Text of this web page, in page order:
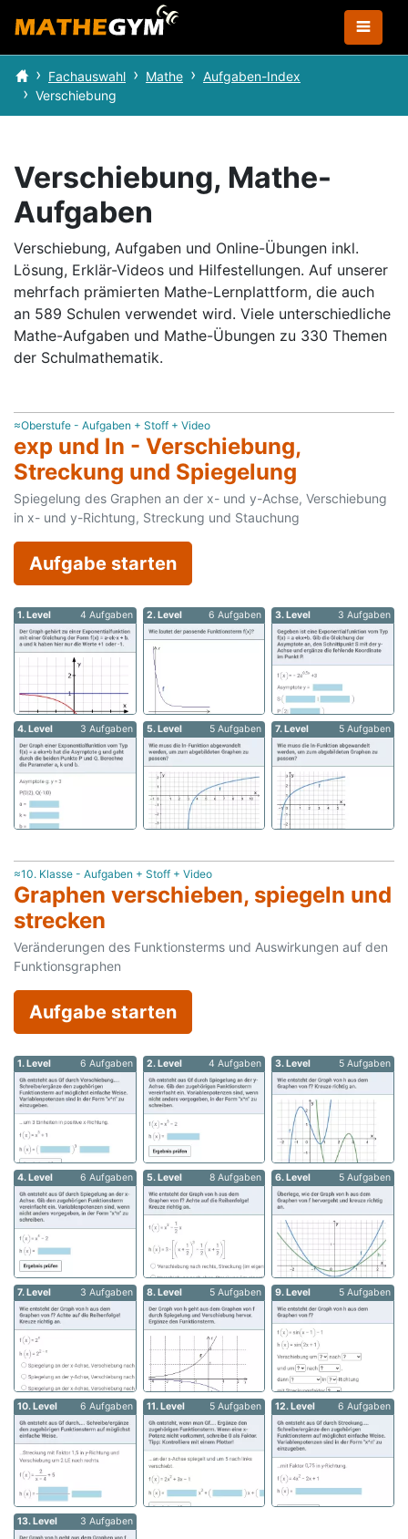
Fachauswahl Mathe
Aufgaben-Index
Verschiebung
Verschiebung, Mathe-
Aufgaben
Verschiebung, Aufgaben und Online-Übungen inkl.
Lösung, Erklär-Videos und Hilfestellungen. Auf unserer
mehrfach prämierten Mathe-Lernplattform, die auch
an 589 Schulen verwendet wird. Viele unterschiedliche
Mathe-Aufgaben und Mathe-Übungen zu 330 Themen
der Schulmathematik.
≈Oberstufe - Aufgaben + Stoff + Video
exp und ln - Verschiebung,
Streckung und Spiegelung
Spiegelung des Graphen an der x- und y-Achse, Verschiebung
in x- und y-Richtung, Streckung und Stauchung
Aufgabe starten
1. Level 4 Aufgaben 2. Level 6 Aufgaben 3. Level 3 Aufgaben
4. Level 3 Aufgaben 5. Level 5 Aufgaben 7. Level 5 Aufgaben
≈10. Klasse - Aufgaben + Stoff + Video
Graphen verschieben, spiegeln und
strecken
Veränderungen des Funktionsterms und Auswirkungen auf den
Funktionsgraphen
Aufgabe starten
1. Level 6 Aufgaben 2. Level 4 Aufgaben 3. Level 5 Aufgaben
4. Level 6 Aufgaben 5. Level 8 Aufgaben 6. Level 5 Aufgaben
7. Level 3 Aufgaben 8. Level 5 Aufgaben 9. Level 5 Aufgaben
10. Level 6 Aufgaben 11. Level 5 Aufgaben 12. Level 6 Aufgaben
13. Level 3 Aufgaben